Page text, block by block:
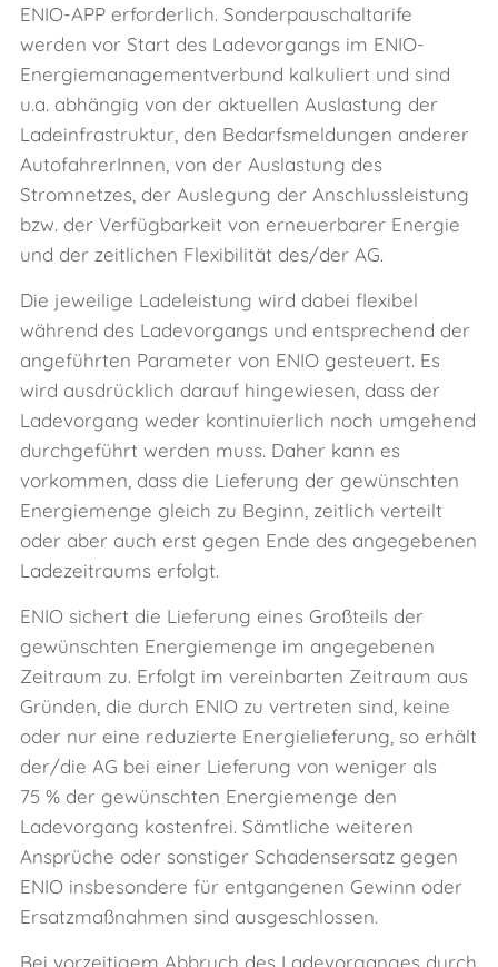
ENIO-APP erforderlich. Sonderpauschaltarife
werden vor Start des Ladevorgangs im ENIO-
Energiemanagementverbund kalkuliert und sind
u.a. abhängig von der aktuellen Auslastung der
Ladeinfrastruktur, den Bedarfsmeldungen anderer
AutofahrerInnen, von der Auslastung des
Stromnetzes, der Auslegung der Anschlussleistung
bzw. der Verfügbarkeit von erneuerbarer Energie
und der zeitlichen Flexibilität des/der AG.
Die jeweilige Ladeleistung wird dabei flexibel
während des Ladevorgangs und entsprechend der
angeführten Parameter von ENIO gesteuert. Es
wird ausdrücklich darauf hingewiesen, dass der
Ladevorgang weder kontinuierlich noch umgehend
durchgeführt werden muss. Daher kann es
vorkommen, dass die Lieferung der gewünschten
Energiemenge gleich zu Beginn, zeitlich verteilt
oder aber auch erst gegen Ende des angegebenen
Ladezeitraums erfolgt.
ENIO sichert die Lieferung eines Großteils der
gewünschten Energiemenge im angegebenen
Zeitraum zu. Erfolgt im vereinbarten Zeitraum aus
Gründen, die durch ENIO zu vertreten sind, keine
oder nur eine reduzierte Energielieferung, so erhält
der/die AG bei einer Lieferung von weniger als
75 % der gewünschten Energiemenge den
Ladevorgang kostenfrei. Sämtliche weiteren
Ansprüche oder sonstiger Schadensersatz gegen
ENIO insbesondere für entgangenen Gewinn oder
Ersatzmaßnahmen sind ausgeschlossen.
Bei vorzeitigem Abbruch des Ladevorganges durch